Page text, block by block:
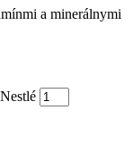
a minerálnymi